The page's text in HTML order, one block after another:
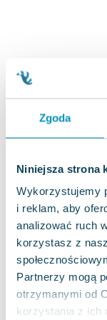
Zgoda
Niniejsza strona
Wykorzystujemy
i reklam, aby
analizować ruch
korzystasz z
Partnerzy mogą
otrzymanymi od
korzystania z ich
Małgorzata Ohme
Maddie Ziegler
Leszek Czarnecki
Joanna Racewicz
Janina Zającówna
Eric Helms
Anna Prus
Nela Mała
Agnieszka Maciąg
Barbara
Terry Pratchett
Virginia Woolf